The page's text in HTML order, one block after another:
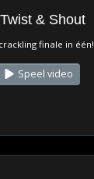
& Shout
finale in één!
Speel video